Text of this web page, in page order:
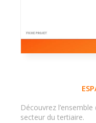
Découvrez
secteur du tertiaire.